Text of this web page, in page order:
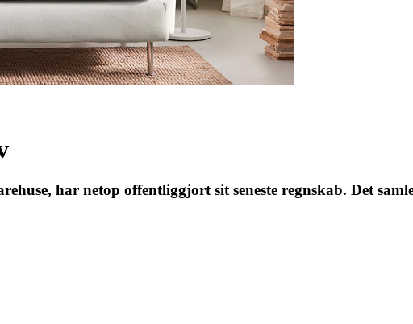
har netop offentliggjort sit seneste regnskab. Det